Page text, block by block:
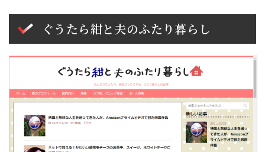
ぐうたら紺と夫のふたり暮らし